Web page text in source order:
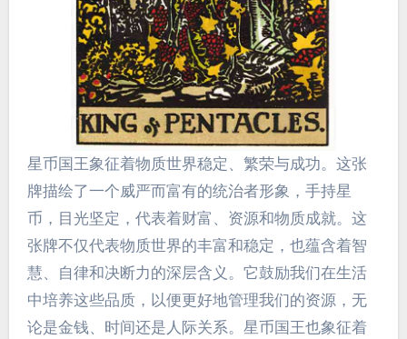
星币国王象征着物质世界稳定、繁荣与成功。这张
牌描绘了一个威严而富有的统治者形象，手持星
币，目光坚定，代表着财富、资源和物质成就。这
张牌不仅代表物质世界的丰富和稳定，也蕴含着智
慧、自律和决断力的深层含义。它鼓励我们在生活
中培养这些品质，以便更好地管理我们的资源，无
论是金钱、时间还是人际关系。星币国王也象征着